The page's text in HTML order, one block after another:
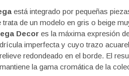
está integrado por pequeñas
trata de un modelo en gris o beige
Decor es la máxima expresión
imperfecta y cuyo trazo
redondeado en el borde. El
la gama cromática de la